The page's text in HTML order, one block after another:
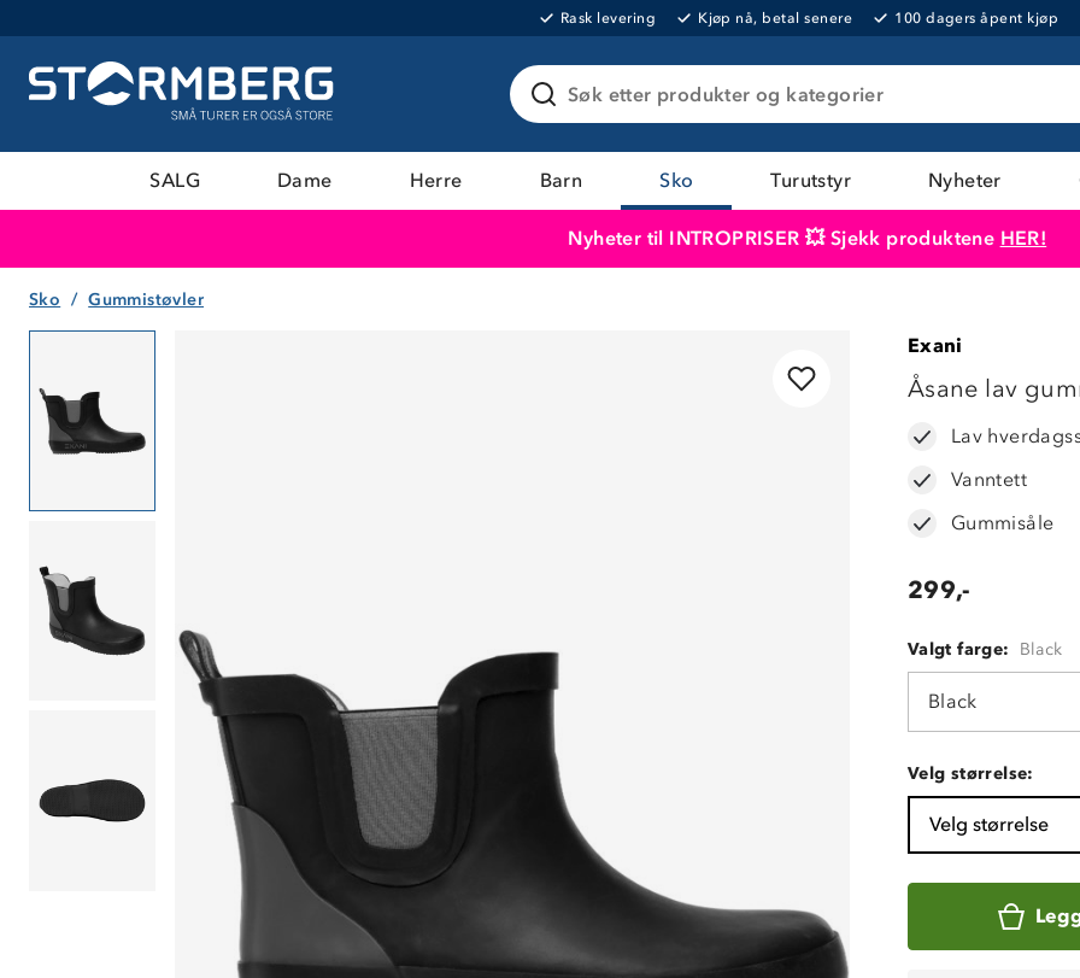
Rask levering Kjøp nå, betal senere 100 dagers åpent kjøp
Søk etter produkter og kategorier
SALG Dame Herre Barn Sko Turutstyr Nyheter
Nyheter til INTROPRISER 💥 Sjekk produktene HER!
Sko Gummistøvler
Exani
Åsane lav
Lav
Vanntett
Gummisåle
299,-
Valgt farge: Black
Black
Velg størrelse:
Velg størrelse